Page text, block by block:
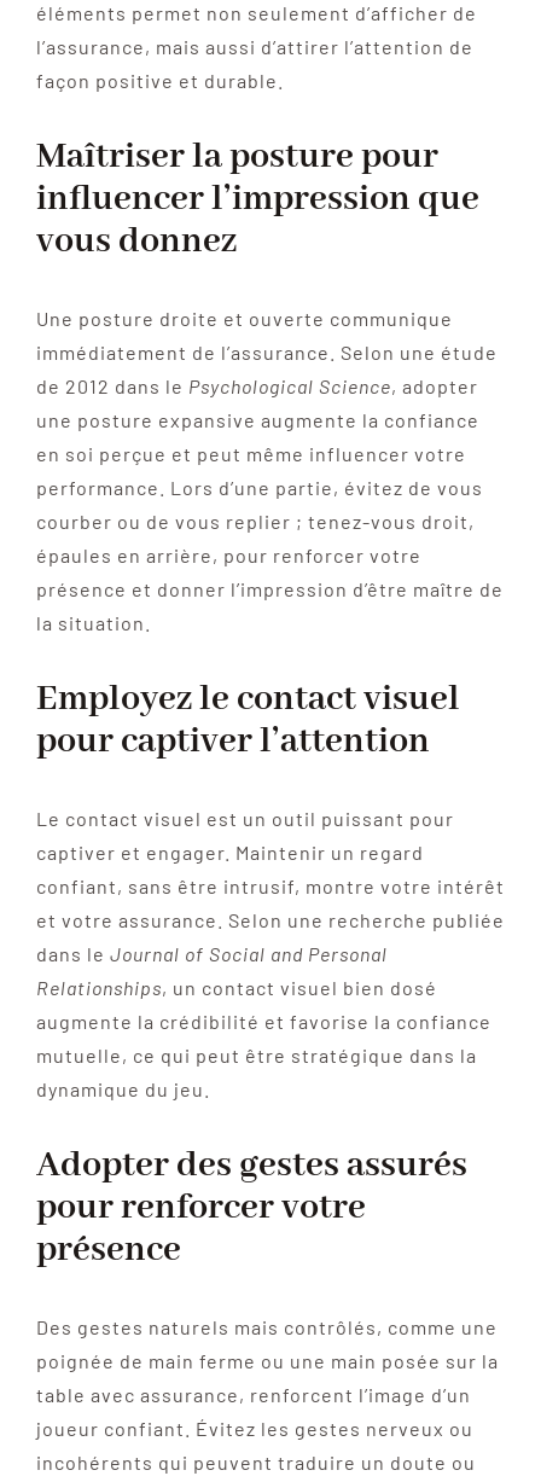
éléments permet non seulement d’afficher de
l’assurance, mais aussi d’attirer l’attention de
façon positive et durable.
Maîtriser la posture pour
influencer l’impression que
vous donnez
Une posture droite et ouverte communique
immédiatement de l’assurance. Selon une étude
de 2012 dans le Psychological Science, adopter
une posture expansive augmente la confiance
en soi perçue et peut même influencer votre
performance. Lors d’une partie, évitez de vous
courber ou de vous replier ; tenez-vous droit,
épaules en arrière, pour renforcer votre
présence et donner l’impression d’être maître de
la situation.
Employez le contact visuel
pour captiver l’attention
Le contact visuel est un outil puissant pour
captiver et engager. Maintenir un regard
confiant, sans être intrusif, montre votre intérêt
et votre assurance. Selon une recherche publiée
dans le Journal of Social and Personal
Relationships, un contact visuel bien dosé
augmente la crédibilité et favorise la confiance
mutuelle, ce qui peut être stratégique dans la
dynamique du jeu.
Adopter des gestes assurés
pour renforcer votre
présence
Des gestes naturels mais contrôlés, comme une
poignée de main ferme ou une main posée sur la
table avec assurance, renforcent l’image d’un
joueur confiant. Évitez les gestes nerveux ou
incohérents qui peuvent traduire un doute ou